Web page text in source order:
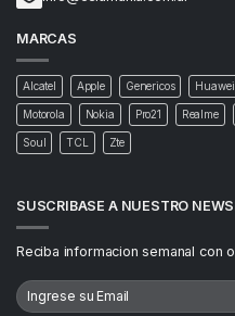
MARCAS
Alcatel Apple Genericos Huawei
Motorola Nokia Pro21 Realme
Soul TCL Zte
SUSCRIBASE A NUESTRO
Reciba informacion semanal con